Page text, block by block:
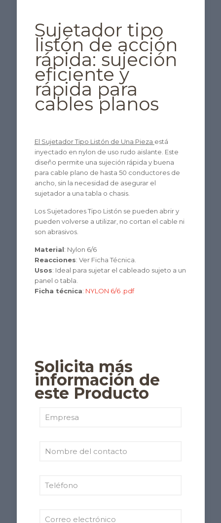
Sujetador tipo
listón de acción
rápida: sujeción
eficiente y
rápida para
cables planos
El Sujetador Tipo Listón de Una Pieza está
inyectado en nylon de uso rudo aislante. Este
diseño permite una sujeción rápida y buena
para cable plano de hasta 50 conductores de
ancho, sin la necesidad de asegurar el
sujetador a una tabla o chasis.
Los Sujetadores Tipo Listón se pueden abrir y
pueden volverse a utilizar, no cortan el cable ni
son abrasivos.
Material: Nylon 6/6
Reacciones: Ver Ficha Técnica.
Usos: Ideal para sujetar el cableado sujeto a un
panel o tabla.
Ficha técnica: NYLON 6/6 .pdf
Solicita más
información de
este Producto